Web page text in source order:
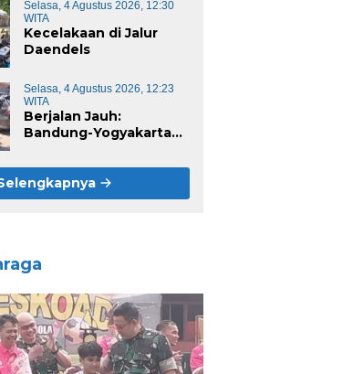
Selasa, 4 Agustus 2026, 12:30
WITA
Kecelakaan di Jalur
Daendels
Selasa, 4 Agustus 2026, 12:23
WITA
Berjalan Jauh:
Bandung-Yogyakarta